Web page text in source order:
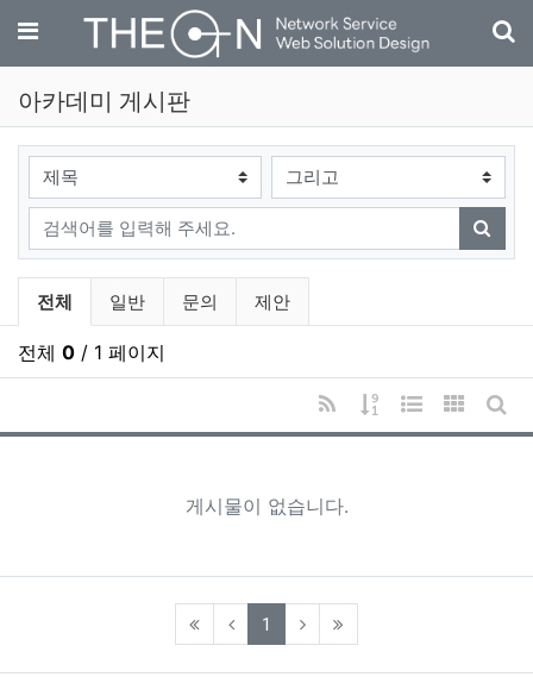
메뉴
아카데미 게시판
검색대상
검색어
검색
아카데미 게시판 분류 목록
전체 일반 문의 제안
전체 0 / 1 페이지
RSS
게시물 정렬
웹진 스타일
갤러리게
게시물이 없습니다.
1 (current)